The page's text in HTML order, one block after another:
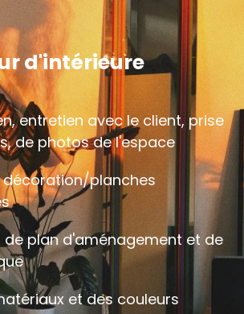
d'intérieure
entretien avec le client, prise
de photos de l'espace
décoration/planches
plan d'aménagement et de
et des couleurs